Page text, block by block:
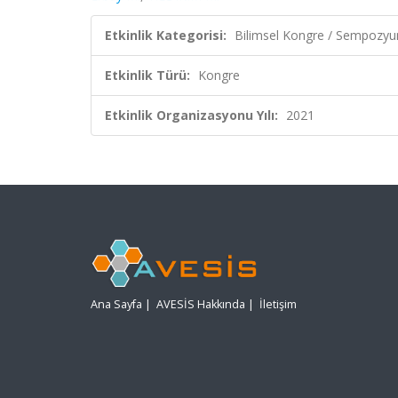
Etkinlik Kategorisi: Bilimsel Kongre /
Etkinlik Türü: Kongre
Etkinlik Organizasyonu Yılı: 2021
Ana Sayfa | AVESİS Hakkında | İletişim